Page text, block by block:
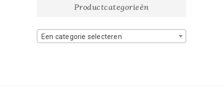
Productcategorieën
Een categorie selecteren